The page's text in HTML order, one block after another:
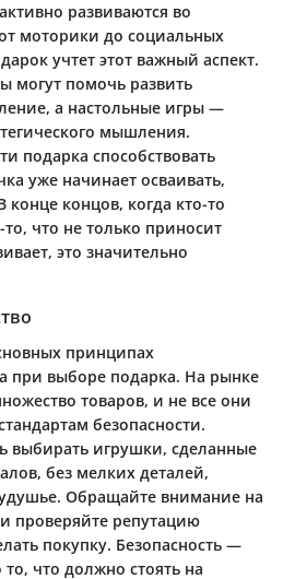
развиваются во
моторики до социальных
учтет этот важный аспект.
могут помочь развить
а настольные игры —
мышления.
подарка способствовать
уже начинает осваивать,
концов, когда кто-то
что не только приносит
это значительно
принципах
при выборе подарка. На рынке
товаров, и не все они
безопасности.
выбирать игрушки, сделанные
без мелких деталей,
Обращайте внимание на
проверяйте репутацию
покупку. Безопасность —
то, что должно стоять на